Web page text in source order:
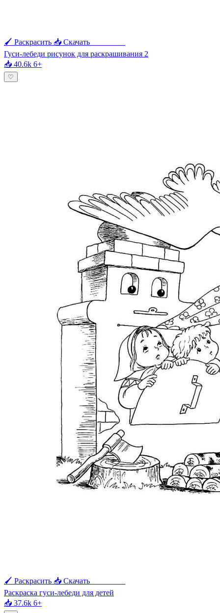
🖌 Раскрасить 📥 Скачать
Гуси-лебеди рисунок для раскрашивания 2
📥 40.6k 6+
♡
🖌 Раскрасить 📥 Скачать
Раскраска гуси-лебеди для детей
📥 37.6k 6+